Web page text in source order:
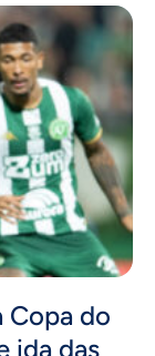
Copa do
ida das